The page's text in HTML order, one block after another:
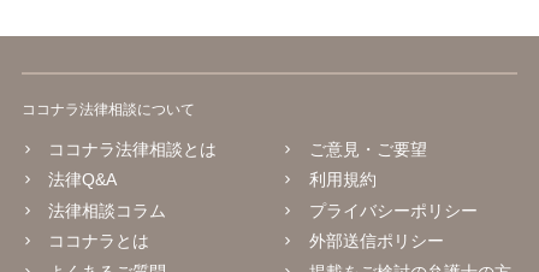
ココナラ法律相談について
ココナラ法律相談とは
法律Q&A
法律相談コラム
ココナラとは
ご意見・ご要望
利用規約
プライバシーポリシー
外部送信ポリシー